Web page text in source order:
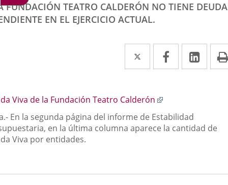
FUNDACIÓN TEATRO CALDERÓN NO TIENE DEUDA
EN EL EJERCICIO ACTUAL.
Twitter
Enlace
a
aplicación
externa.
Facebook
Enlace
a
externa.
a
Viva de la Fundación Teatro Calderón
una
aplicación
En la segunda página del informe de Estabilidad
en la última columna aparece la cantidad de
Viva por entidades.